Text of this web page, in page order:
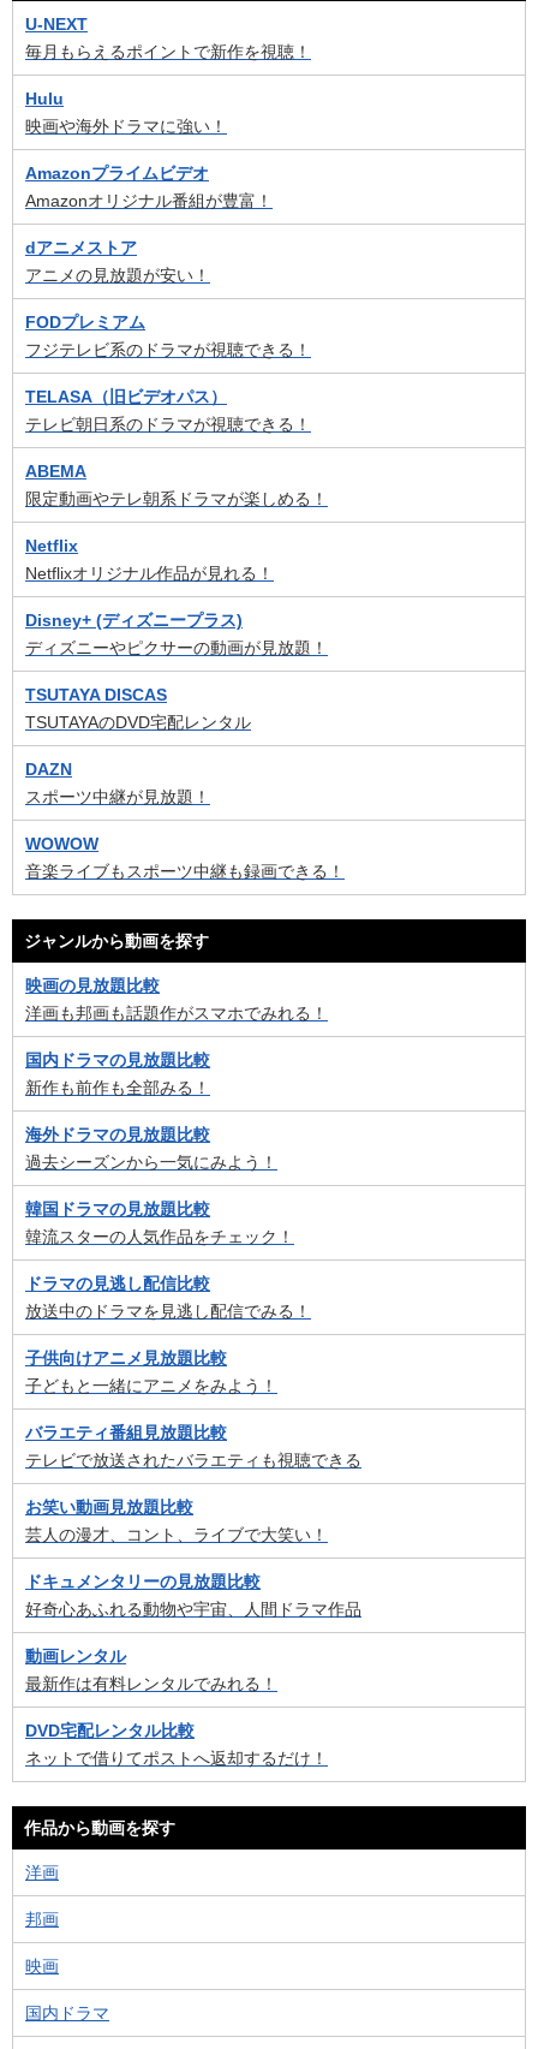
U-NEXT
毎月もらえるポイントで新作を視聴！
Hulu
映画や海外ドラマに強い！
Amazonプライムビデオ
Amazonオリジナル番組が豊富！
dアニメストア
アニメの見放題が安い！
FODプレミアム
フジテレビ系のドラマが視聴できる！
TELASA（旧ビデオパス）
テレビ朝日系のドラマが視聴できる！
ABEMA
限定動画やテレ朝系ドラマが楽しめる！
Netflix
Netflixオリジナル作品が見れる！
Disney+ (ディズニープラス)
ディズニーやピクサーの動画が見放題！
TSUTAYA DISCAS
TSUTAYAのDVD宅配レンタル
DAZN
スポーツ中継が見放題！
WOWOW
音楽ライブもスポーツ中継も録画できる！
ジャンルから動画を探す
映画の見放題比較
洋画も邦画も話題作がスマホでみれる！
国内ドラマの見放題比較
新作も前作も全部みる！
海外ドラマの見放題比較
過去シーズンから一気にみよう！
韓国ドラマの見放題比較
韓流スターの人気作品をチェック！
ドラマの見逃し配信比較
放送中のドラマを見逃し配信でみる！
子供向けアニメ見放題比較
子どもと一緒にアニメをみよう！
バラエティ番組見放題比較
テレビで放送されたバラエティも視聴できる
お笑い動画見放題比較
芸人の漫才、コント、ライブで大笑い！
ドキュメンタリーの見放題比較
好奇心あふれる動物や宇宙、人間ドラマ作品
動画レンタル
最新作は有料レンタルでみれる！
DVD宅配レンタル比較
ネットで借りてポストへ返却するだけ！
作品から動画を探す
洋画
邦画
映画
国内ドラマ